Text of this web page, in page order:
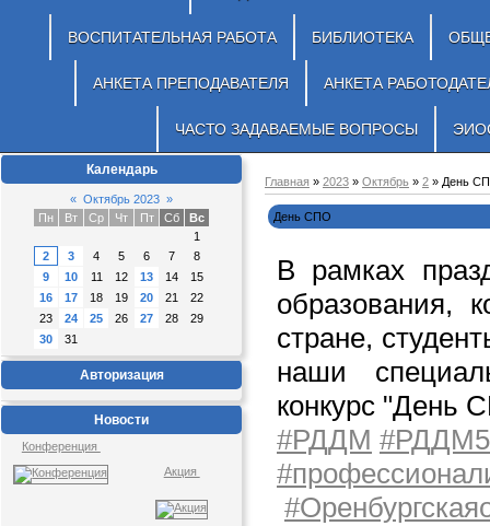
ВОСПИТАТЕЛЬНАЯ РАБОТА БИБЛИОТЕКА
АНКЕТА ПРЕПОДАВАТЕЛЯ АНКЕТА
ЧАСТО ЗАДАВАЕМЫЕ ВОПРОСЫ
Календарь
« Октябрь 2023 »
Пн
Вт Ср Чт Пт Сб
Вс
1
2
3 4 5 6 7
8
9
10 11 12 13 14
15
16
17 18 19 20 21
22
23
24 25 26 27 28
29
30
31
Авторизация
Новости
Конференция
Акция
Главная » 2023 » Октябрь » 2 » День
День СПО
В рамках
образования,
стране,
наши
конкурс "День
#РДДМ